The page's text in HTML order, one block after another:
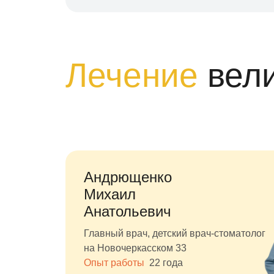
Лечение
Андрющенко
Михаил
Анатольевич
Главный врач, детский врач-стоматолог
на Новочеркасском 33
Опыт работы 22 года